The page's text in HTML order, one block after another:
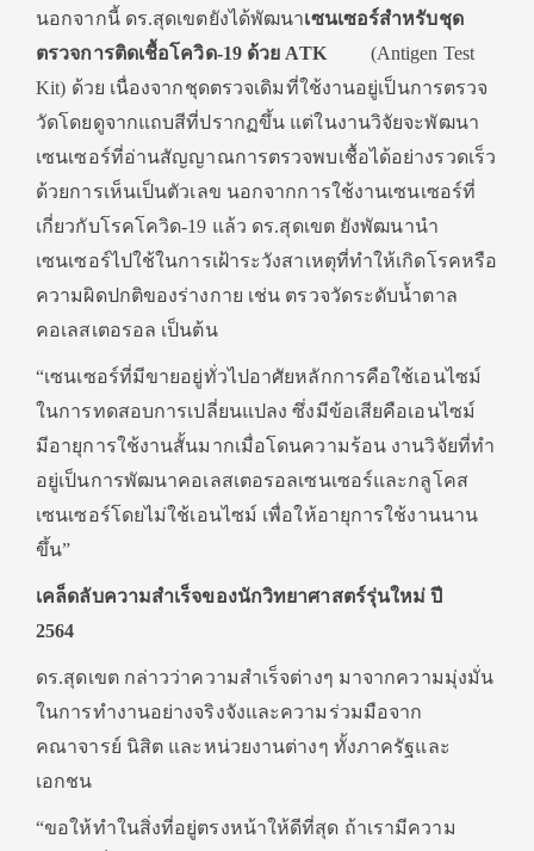
นอกจากนี้ ดร.สุดเขตยังได้พัฒนาเซนเซอร์สำหรับชุด
ตรวจการติดเชื้อโควิด-19 ด้วย ATK(Antigen Test
Kit) ด้วย เนื่องจากชุดตรวจเดิมที่ใช้งานอยู่เป็นการตรวจ
วัดโดยดูจากแถบสีที่ปรากฏขึ้น แต่ในงานวิจัยจะพัฒนา
เซนเซอร์ที่อ่านสัญญาณการตรวจพบเชื้อได้อย่างรวดเร็ว
ด้วยการเห็นเป็นตัวเลข นอกจากการใช้งานเซนเซอร์ที่
เกี่ยวกับโรคโควิด-19 แล้ว ดร.สุดเขต ยังพัฒนานำ
เซนเซอร์ไปใช้ในการเฝ้าระวังสาเหตุที่ทำให้เกิดโรคหรือ
ความผิดปกติของร่างกาย เช่น ตรวจวัดระดับน้ำตาล
คอเลสเตอรอล เป็นต้น
“เซนเซอร์ที่มีขายอยู่ทั่วไปอาศัยหลักการคือใช้เอนไซม์
ในการทดสอบการเปลี่ยนแปลง ซึ่งมีข้อเสียคือเอนไซม์
มีอายุการใช้งานสั้นมากเมื่อโดนความร้อน งานวิจัยที่ทำ
อยู่เป็นการพัฒนาคอเลสเตอรอลเซนเซอร์และกลูโคส
เซนเซอร์โดยไม่ใช้เอนไซม์ เพื่อให้อายุการใช้งานนาน
ขึ้น”
เคล็ดลับความสำเร็จของนักวิทยาศาสตร์รุ่นใหม่ ปี
2564
ดร.สุดเขต กล่าวว่าความสำเร็จต่างๆ มาจากความมุ่งมั่น
ในการทำงานอย่างจริงจังและความร่วมมือจาก
คณาจารย์ นิสิต และหน่วยงานต่างๆ ทั้งภาครัฐและ
เอกชน
“ขอให้ทำในสิ่งที่อยู่ตรงหน้าให้ดีที่สุด ถ้าเรามีความ